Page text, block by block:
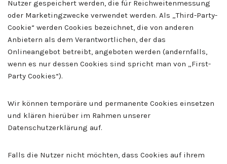
Nutzer gespeichert werden, die für Reichweitenmessung
oder Marketingzwecke verwendet werden. Als „Third-Party-
Cookie“ werden Cookies bezeichnet, die von anderen
Anbietern als dem Verantwortlichen, der das
Onlineangebot betreibt, angeboten werden (andernfalls,
wenn es nur dessen Cookies sind spricht man von „First-
Party Cookies“).
Wir können temporäre und permanente Cookies einsetzen
und klären hierüber im Rahmen unserer
Datenschutzerklärung auf.
Falls die Nutzer nicht möchten, dass Cookies auf ihrem